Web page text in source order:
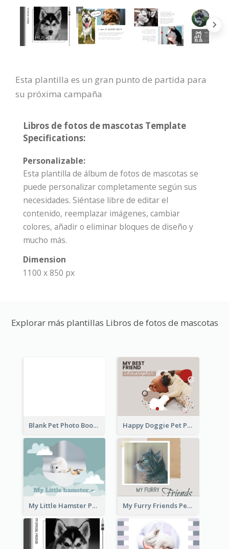
Esta plantilla es un gran punto de partida para
su próxima campaña
Libros de fotos de mascotas Template
Specifications:
Personalizable:
Esta plantilla de álbum de fotos de mascotas se
puede personalizar completamente según sus
necesidades. Siéntase libre de editar el
contenido, reemplazar imágenes, cambiar
colores, añadir o eliminar bloques de diseño y
mucho más.
Dimension
1100 x 850 px
Explorar más plantillas Libros de fotos de mascotas
Blank Pet Photo Book Happy Doggie Pet Photo Book
My Little Hamster Pet Photo Book My Furry Friends Pet Photo Book